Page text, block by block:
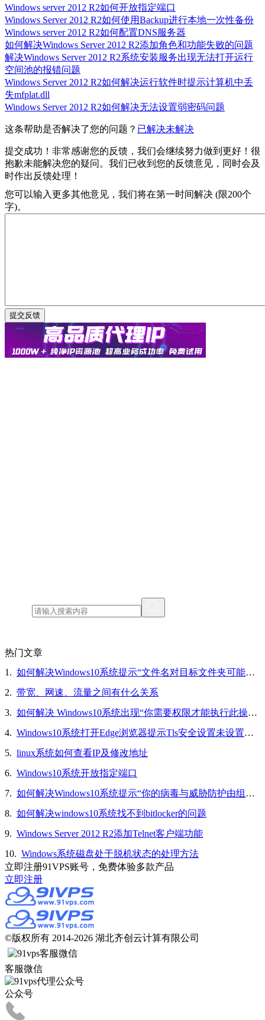
Windows server 2012 R2如何开放指定端口
Windows Server 2012 R2如何使用Backup进行本地一次性备份
Windows server 2012 R2如何配置DNS服务器
如何解决Windows Server 2012 R2添加角色和功能失败的问题
解决Windows Server 2012 R2系统安装服务出现无法打开运行
空间池的报错问题
Windows Server 2012 R2如何解决运行软件时提示计算机中丢
失mfplat.dll
Windows Server 2012 R2如何解决无法设置弱密码问题
这条帮助是否解决了您的问题？ 已解决未解决
提交成功！非常感谢您的反馈，我们会继续努力做到更好！ 很
抱歉未能解决您的疑问。我们已收到您的反馈意见，同时会及
时作出反馈处理！
您可以输入更多其他意见，我们将在第一时间解决 (限200个
字)。
热门文章
1. 如何解决Windows10系统提示“文件名对目标文件夹可能太长，你可以缩短文件名”的问题
2. 带宽、网速、流量之间有什么关系
3. 如何解决 Windows10系统出现“你需要权限才能执行此操作”的问题
4. Windows10系统打开Edge浏览器提示Tls安全设置未设置为默认设置的解决方法
5. linux系统如何查看IP及修改地址
6. Windows10系统开放指定端口
7. 如何解决Windows10系统提示“你的病毒与威胁防护由组织提供”的问题
8. 如何解决windows10系统找不到bitlocker的问题
9. Windows Server 2012 R2添加Telnet客户端功能
10. Windows系统磁盘处于脱机状态的处理方法
立即注册91VPS账号，免费体验多款产品
立即注册
©版权所有 2014-2026 湖北齐创云计算有限公司
客服微信
公众号